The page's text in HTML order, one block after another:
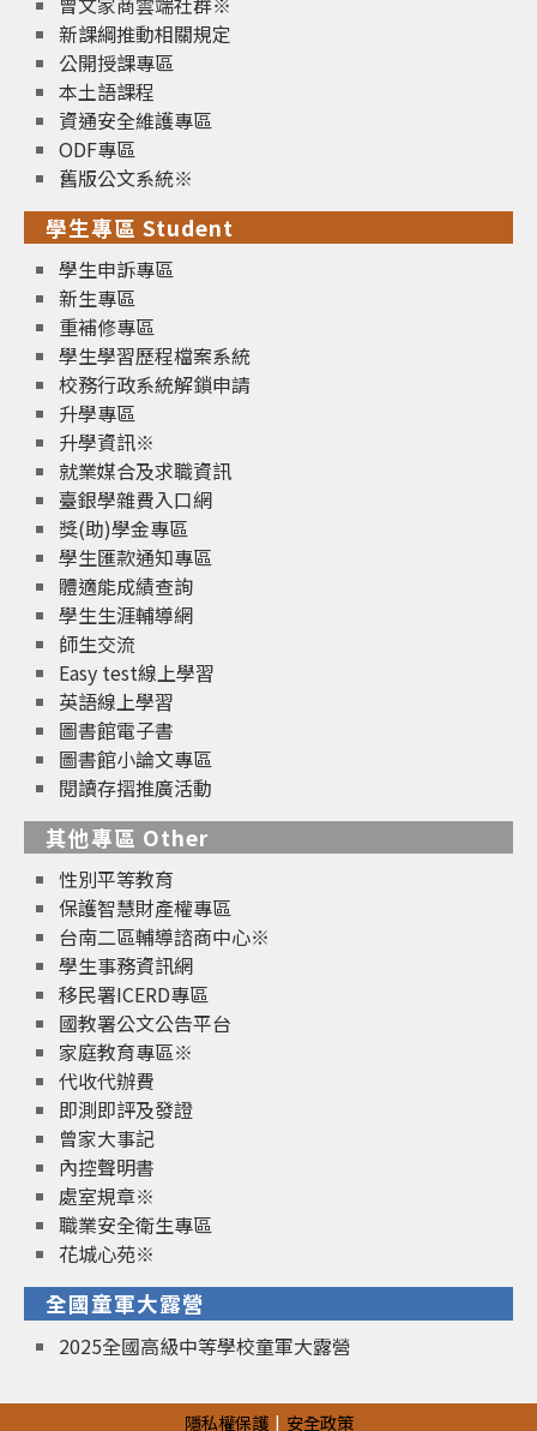
新課綱推動相關規定
公開授課專區
本土語課程
資通安全維護專區
ODF專區
舊版公文系統※
學生專區 Student
學生申訴專區
新生專區
重補修專區
學生學習歷程檔案系統
校務行政系統解鎖申請
升學專區
升學資訊※
就業媒合及求職資訊
臺銀學雜費入口網
獎(助)學金專區
學生匯款通知專區
體適能成績查詢
學生生涯輔導網
師生交流
Easy test線上學習
英語線上學習
圖書館電子書
圖書館小論文專區
閱讀存摺推廣活動
其他專區 Other
性別平等教育
保護智慧財產權專區
台南二區輔導諮商中心※
學生事務資訊網
移民署ICERD專區
國教署公文公告平台
家庭教育專區※
代收代辦費
即測即評及發證
曾家大事記
內控聲明書
處室規章※
職業安全衛生專區
花城心苑※
全國童軍大露營
2025全國高級中等學校童軍大露營
隱私權保護 安全政策